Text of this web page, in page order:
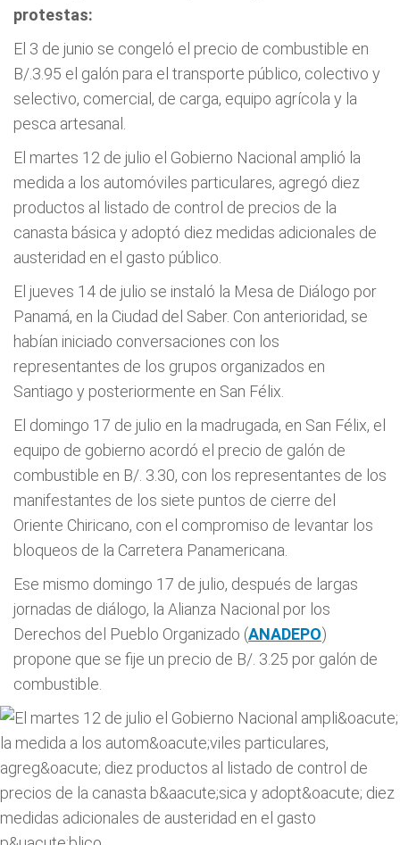
protestas:
El 3 de junio se congeló el precio de combustible en
B/.3.95 el galón para el transporte público, colectivo y
selectivo, comercial, de carga, equipo agrícola y la
pesca artesanal.
El martes 12 de julio el Gobierno Nacional amplió la
medida a los automóviles particulares, agregó diez
productos al listado de control de precios de la
canasta básica y adoptó diez medidas adicionales de
austeridad en el gasto público.
El jueves 14 de julio se instaló la Mesa de Diálogo por
Panamá, en la Ciudad del Saber. Con anterioridad, se
habían iniciado conversaciones con los
representantes de los grupos organizados en
Santiago y posteriormente en San Félix.
El domingo 17 de julio en la madrugada, en San Félix, el
equipo de gobierno acordó el precio de galón de
combustible en B/. 3.30, con los representantes de los
manifestantes de los siete puntos de cierre del
Oriente Chiricano, con el compromiso de levantar los
bloqueos de la Carretera Panamericana.
Ese mismo domingo 17 de julio, después de largas
jornadas de diálogo, la Alianza Nacional por los
Derechos del Pueblo Organizado (ANADEPO)
propone que se fije un precio de B/. 3.25 por galón de
combustible.